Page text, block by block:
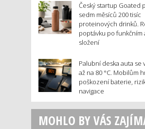
Český startup Goated
sedm měsíců 200 tisíc
proteinových drinků.
poptávku po funkčním
složení
Palubní deska auta se
až na 80 °C. Mobilům
poškození baterie,
navigace
MOHLO BY VÁS